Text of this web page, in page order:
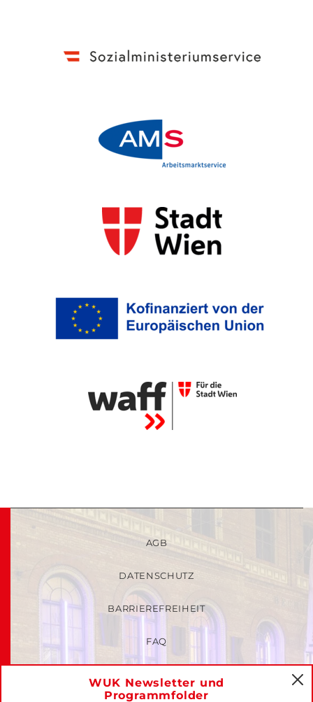
WUK Newsletter und
Programmfolder
AGB
DATENSCHUTZ
BARRIEREFREIHEIT
FAQ